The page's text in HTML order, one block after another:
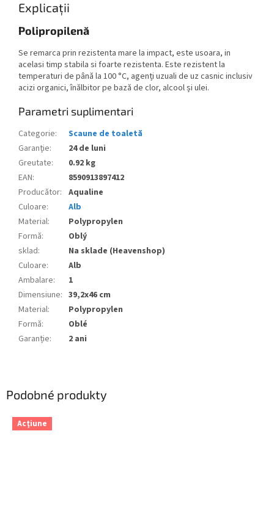
Explicații
Polipropilenă
Se remarca prin rezistenta mare la impact, este usoara, in
acelasi timp stabila si foarte rezistenta. Este rezistent la
temperaturi de până la 100 °C, agenți uzuali de uz casnic inclusiv
acizi organici, înălbitor pe bază de clor, alcool și ulei.
Parametri suplimentari
Categorie:
Scaune de toaletă
Garanţie:
24 de luni
Greutate:
0.92 kg
EAN:
8590913897412
Producător: Aqualine
Culoare:
Alb
Material:
Polypropylen
Formă:
Oblý
sklad:
Na sklade (Heavenshop)
Culoare:
Alb
Ambalare:
1
Dimensiune: 39,2x46 cm
Material:
Polypropylen
Formă:
Oblé
Garanție: 2 ani
Podobné produkty
Acţiune